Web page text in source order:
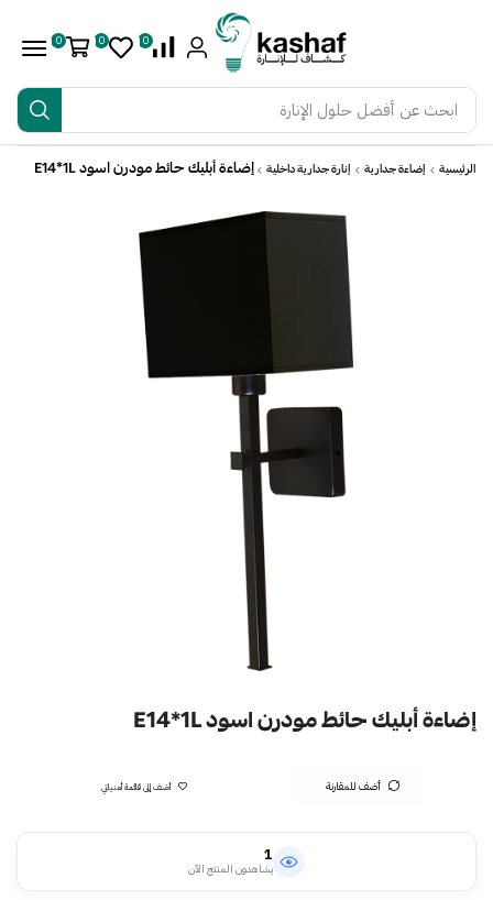
ابحث عن أفضل حلول الإنارة
0
0
0
الرئيسية إضاءة جدارية إنارة جدارية داخلية إضاءة أبليك حائط مودرن اسود E14*1L
إضاءة أبليك حائط مودرن اسود E14*1L
أضف للمقارنة أضف إلى قائمة أمنياتي
1
يشاهدون المنتج الآن